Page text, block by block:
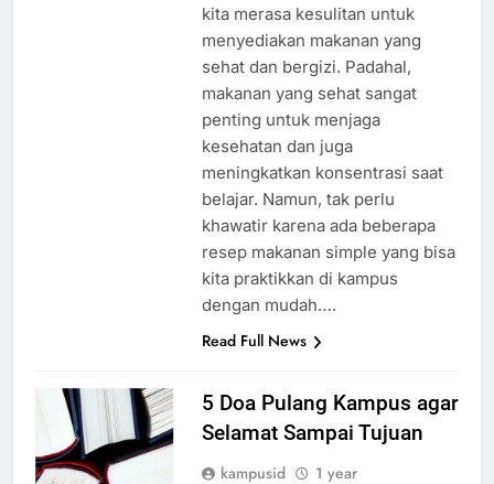
kita merasa kesulitan untuk
menyediakan makanan yang
sehat dan bergizi. Padahal,
makanan yang sehat sangat
penting untuk menjaga
kesehatan dan juga
meningkatkan konsentrasi saat
belajar. Namun, tak perlu
khawatir karena ada beberapa
resep makanan simple yang bisa
kita praktikkan di kampus
dengan mudah….
Read Full News
5 Doa Pulang Kampus agar
Selamat Sampai Tujuan
kampusid 1 year